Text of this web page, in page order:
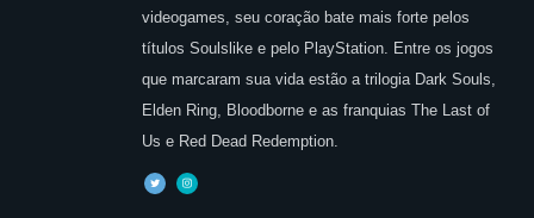
videogames, seu coração bate mais forte pelos
títulos Soulslike e pelo PlayStation. Entre os jogos
que marcaram sua vida estão a trilogia Dark Souls,
Elden Ring, Bloodborne e as franquias The Last of
Us e Red Dead Redemption.